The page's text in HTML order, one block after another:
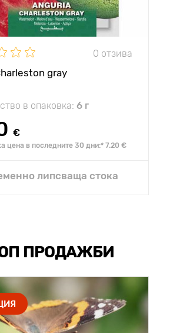
0 отзива
gray
в опаковка: 6 г
€
цена в последните 30 дни:* 7.20 €
липсваща стока
ПРОДАЖБИ